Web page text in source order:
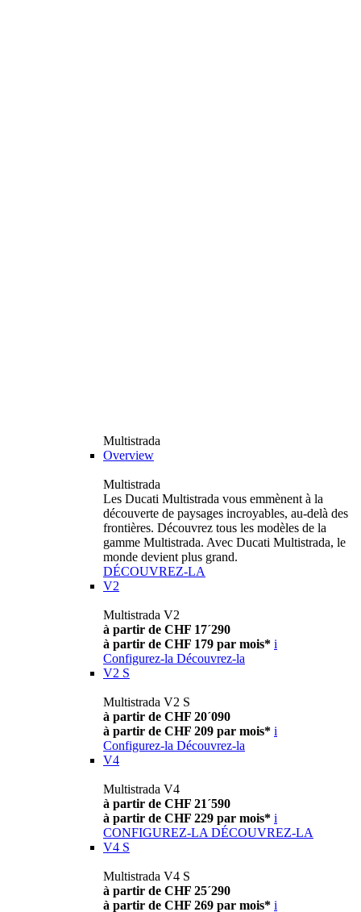
Multistrada
Overview
Multistrada
Les Ducati Multistrada vous emmènent à la
découverte de paysages incroyables, au-delà des
frontières. Découvrez tous les modèles de la
gamme Multistrada. Avec Ducati Multistrada, le
monde devient plus grand.
DÉCOUVREZ-LA
V2
Multistrada V2
à partir de CHF 17´290
à partir de CHF 179 par mois* i
Configurez-la Découvrez-la
V2 S
Multistrada V2 S
à partir de CHF 20´090
à partir de CHF 209 par mois* i
Configurez-la Découvrez-la
V4
Multistrada V4
à partir de CHF 21´590
à partir de CHF 229 par mois* i
CONFIGUREZ-LA DÉCOUVREZ-LA
V4 S
Multistrada V4 S
à partir de CHF 25´290
à partir de CHF 269 par mois* i